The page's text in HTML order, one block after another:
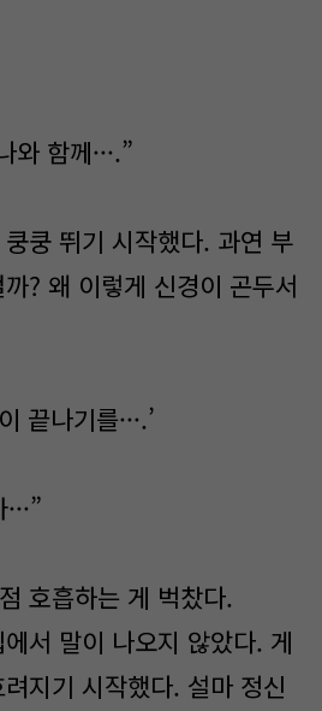
와 함께···.”
쿵 뛰기 시작했다. 과연 부
? 왜 이렇게 신경이 곤두서
끝나기를···.’
호흡하는 게 벅찼다.
서 말이 나오지 않았다. 게
지기 시작했다. 설마 정신